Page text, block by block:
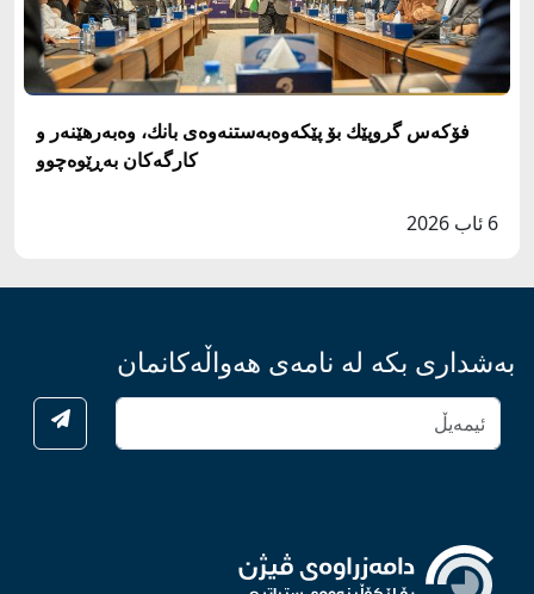
فۆكه‌س گروپێك بۆ پێكه‌وه‌به‌ستنه‌وه‌ى بانك، وه‌به‌رهێنه‌ر و
كارگه‌كان به‌ڕێوه‌چوو
6 ئاب 2026
بەشداری بکە لە نامەی هەواڵەکانمان